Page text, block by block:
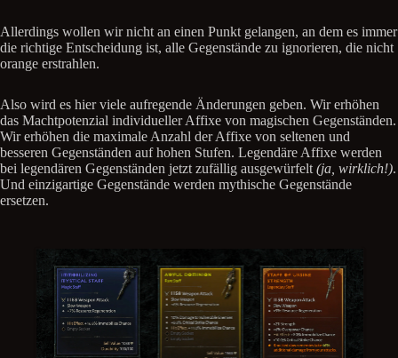
Allerdings wollen wir nicht an einen Punkt gelangen, an dem es immer
die richtige Entscheidung ist, alle Gegenstände zu ignorieren, die nicht
orange erstrahlen.
Also wird es hier viele aufregende Änderungen geben. Wir erhöhen
das Machtpotenzial individueller Affixe von magischen Gegenständen.
Wir erhöhen die maximale Anzahl der Affixe von seltenen und
besseren Gegenständen auf hohen Stufen. Legendäre Affixe werden
bei legendären Gegenständen jetzt zufällig ausgewürfelt (ja, wirklich!).
Und einzigartige Gegenstände werden mythische Gegenstände
ersetzen.